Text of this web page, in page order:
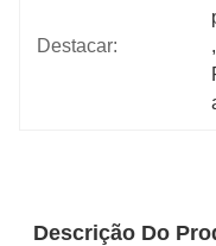
Destacar:
,
Descrição Do